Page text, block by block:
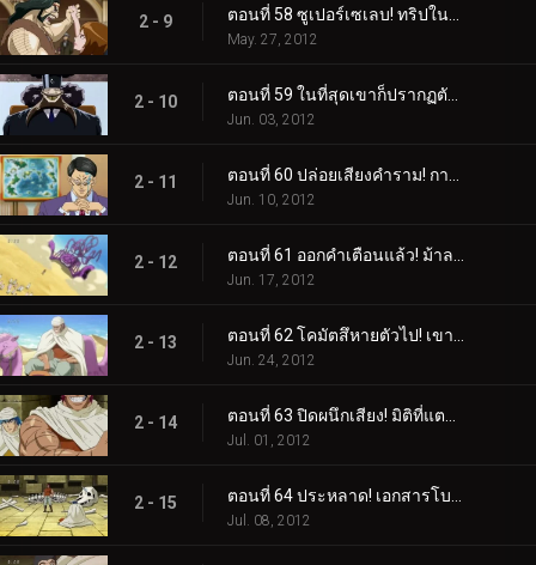
2 - 9
May. 27, 2012
2 - 10
Jun. 03, 2012
2 - 11
Jun. 10, 2012
2 - 12
Jun. 17, 2012
2 - 13
Jun. 24, 2012
2 - 14
Jul. 01, 2012
2 - 15
Jul. 08, 2012